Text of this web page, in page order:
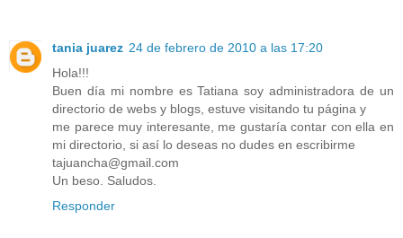
tania juarez 24 de febrero de 2010 a las 17:20
Hola!!!
Buen día mi nombre es Tatiana soy administradora de un
directorio de webs y blogs, estuve visitando tu página y
me parece muy interesante, me gustaría contar con ella en
mi directorio, si así lo deseas no dudes en escribirme
tajuancha@gmail.com
Un beso. Saludos.
Responder